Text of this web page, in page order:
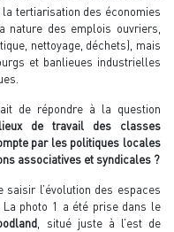
tertiarisation des économies
nature des emplois ouvriers,
nettoyage, déchets), mais
et banlieues industrielles
de répondre à la question
de travail des classes
par les politiques locales
associatives et syndicales ?
l’évolution des espaces
photo 1 a été prise dans le
, situé juste à l’est de